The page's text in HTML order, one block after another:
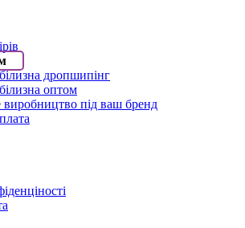
дропшипінг
оптом
під ваш бренд